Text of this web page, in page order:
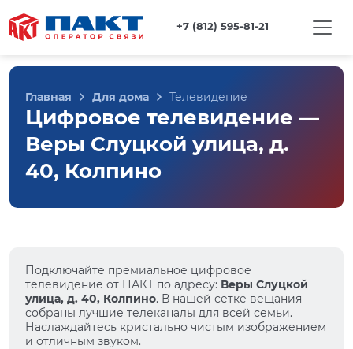
+7 (812) 595-81-21
Главная Для дома Телевидение
Цифровое телевидение —
Веры Слуцкой улица, д.
40, Колпино
Подключайте премиальное цифровое
телевидение от ПАКТ по адресу: Веры Слуцкой
улица, д. 40, Колпино. В нашей сетке вещания
собраны лучшие телеканалы для всей семьи.
Наслаждайтесь кристально чистым изображением
и отличным звуком.